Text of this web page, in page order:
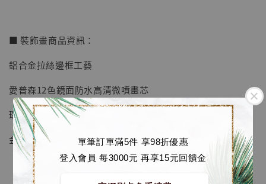
單筆訂單滿5件 享98折優惠
登入會員 每3000元 再享15元回饋金
加購優惠【海賊王 布魯克達摩 [7STARS Studio]】
■ 裝飾畫商品資訊：
鋁合金拉絲邊框工藝
愛普森12色鏡面防水高清微噴畫芯
環保加厚防潮板
金屬掛鉤